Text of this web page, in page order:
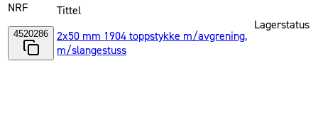
NRF
4520286
Tittel
2x50 mm 1904 toppstykke m/avgrening,
m/slangestuss
Lagerstatus